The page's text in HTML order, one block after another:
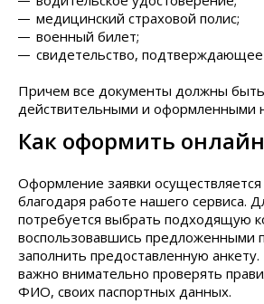
медицинский страховой полис;
военный билет;
свидетельство,
Причем все документы должны быть
действительными и оформленными
Как оформить онлайн
Оформление заявки
благодаря работе нашего сервиса.
потребуется выбрать подходящую
воспользовавшись предложенными
заполнить предоставленную
важно внимательно проверять
ФИО, своих паспортных данных.